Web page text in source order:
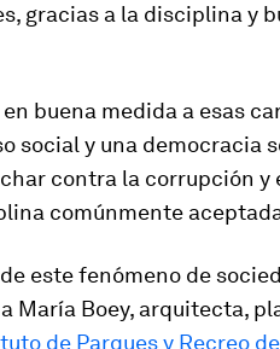
gracias a la disciplina y
buena medida a esas
social y una democracia
contra la corrupción y
comúnmente
este fenómeno de
María Boey, arquitecta,
de Parques y Recreo